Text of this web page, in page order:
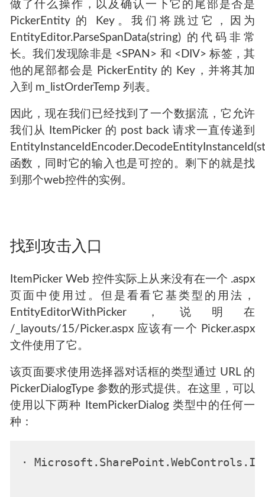
做了什么操作，以及确认一下它的尾部是否是
PickerEntity 的 Key。我们将跳过它，因为
EntityEditor.ParseSpanData(string) 的代码非常
长。我们发现除非是 <SPAN> 和 <DIV> 标签，其
他的尾部都会是 PickerEntity 的 Key，并将其加
入到 m_listOrderTemp 列表。
因此，现在我们已经找到了一个数据流，它允许
我们从 ItemPicker 的 post back 请求一直传递到
函数，同时它的输入也是可控的。剩下的就是找
到那个web控件的实例。
找到攻击入口
ItemPicker Web 控件实际上从来没有在一个 .aspx
页面中使用过。但是看看它基类型的用法，
EntityEditorWithPicker，说明在
/_layouts/15/Picker.aspx 应该有一个 Picker.aspx
文件使用了它。
该页面要求使用选择器对话框的类型通过 URL 的
PickerDialogType 参数的形式提供。在这里，可以
使用以下两种 ItemPickerDialog 类型中的任何一
种：
·